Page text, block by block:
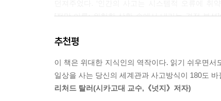
손해의 경우에 두드러지며, 후회뿐 아니라 비난할
당신은 지금 휴가를 어디로 가서 무엇을 할지 정
기억에 남는 색다른 휴가를 보내고 싶은가? 이러
[전망 이론: 위험한 상황 속에서 내리는 결정 분석
도서들이 마치 유행처럼 서점가에 우후죽순 쏟
그 책이 바로 《생각에 관한 생각》(김영사)이다.
설명한다. 직관을 뜻하는 ‘빠르게 생각하기(fast
달려드는 자동차를 피하는 동물적 감각의 순발력
추천평
이 책은 위대한 지식인의 역작이다. 읽기 쉬우면
일상을 사는 당신의 세계관과 사고방식이 180도
리처드 탈러(시카고대 교수,《넛지》저자)